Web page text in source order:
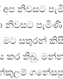
නිවසට
නිවසට
මට සතුරන්
කර තිබු,